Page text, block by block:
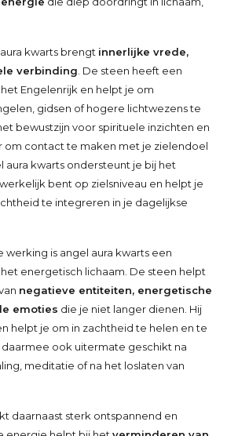
kwarts brengt innerlijke vrede,
verbinding . De steen heeft een
Engelenrijk en helpt je om
gidsen of hogere lichtwezens te
bewustzijn voor spirituele inzichten en
om contact te maken met je zielendoel
aura kwarts ondersteunt je bij het
bent op zielsniveau en helpt je
te integreren in je dagelijkse
werking is angel aura kwarts een
energetisch lichaam. De steen helpt
negatieve entiteiten, energetische
emoties die je niet langer dienen. Hij
helpt je om in zachtheid te helen en te
daarmee ook uitermate geschikt na
meditatie of na het loslaten van
daarnaast sterk ontspannend en